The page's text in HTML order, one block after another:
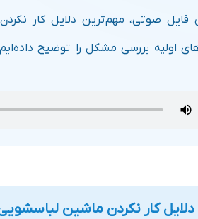
فایل صوتی، مهم‌ترین دلایل کار
اولیه بررسی مشکل را توضیح
دلایل کار نکردن ماشین